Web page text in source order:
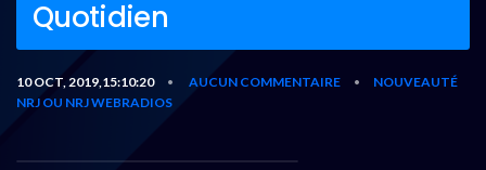
Quotidien
10 OCT, 2019,15:10:20 • AUCUN COMMENTAIRE •
NOUVEAUTÉ
NRJ OU NRJ WEBRADIOS